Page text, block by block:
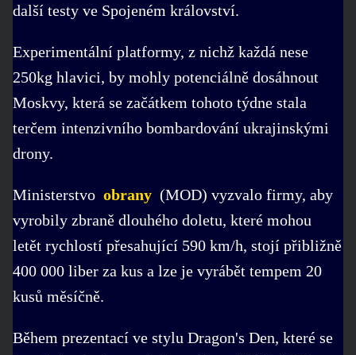
další testy ve Spojeném království.
Experimentální platformy, z nichž každá nese
250kg hlavici, by mohly potenciálně dosáhnout
Moskvy, která se začátkem tohoto týdne stala
terčem intenzivního bombardování ukrajinskými
drony.
Ministerstvo obrany (MOD) vyzvalo firmy, aby
vyrobily zbraně dlouhého doletu, které mohou
letět rychlostí přesahující 590 km/h, stojí přibližně
400 000 liber za kus a lze je vyrábět tempem 20
kusů měsíčně.
Během prezentací ve stylu Dragon's Den, které se